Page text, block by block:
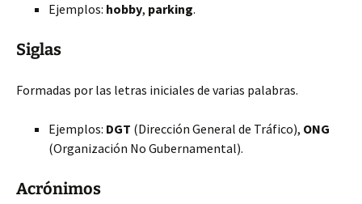
Ejemplos: hobby, parking.
Siglas
Formadas por las letras iniciales de varias palabras.
Ejemplos: DGT (Dirección General de Tráfico), ONG
(Organización No Gubernamental).
Acrónimos